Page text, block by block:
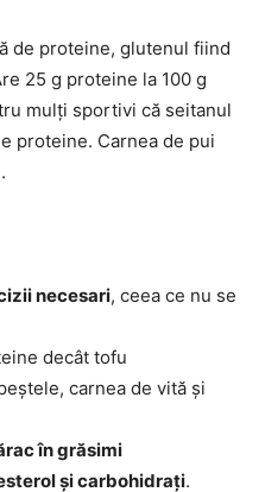
de proteine, glutenul fiind
25 g proteine la 100 g
mulți sportivi că seitanul
proteine. Carnea de pui
necesari, ceea ce nu se
decât tofu
carnea de vită și
în grăsimi
și carbohidrați.